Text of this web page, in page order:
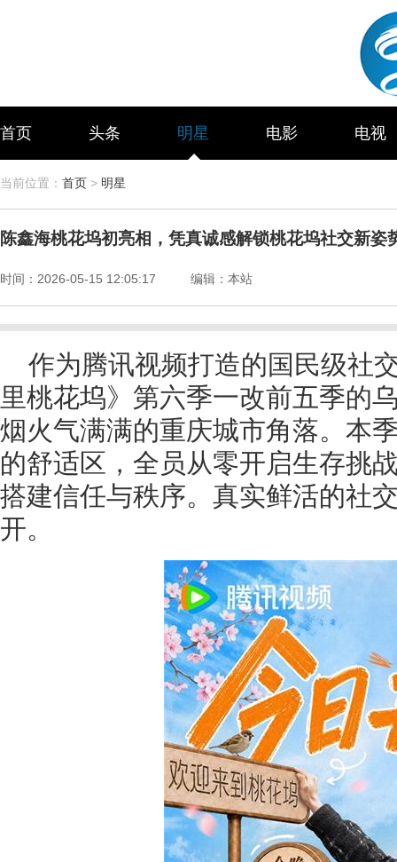
首页 头条 明星 电影 电视
当前位置： 首页 > 明星
陈鑫海桃花坞初亮相，凭真诚感解锁桃花坞社交新姿
时间： 2026-05-15 12:05:17 编辑： 本站
作为腾讯视频打造的国民级社
里桃花坞》第六季一改前五季的
烟火气满满的重庆城市角落。本
的舒适区，全员从零开启生存挑
搭建信任与秩序。真实鲜活的社
开。